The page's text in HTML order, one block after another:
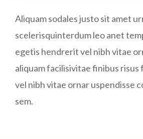
Aliquam sodales justo sit amet
scelerisquinterdum leo anet
egetis hendrerit vel nibh vitae
aliquam facilisivitae finibus
vel nibh vitae ornar uspendisse
sem.